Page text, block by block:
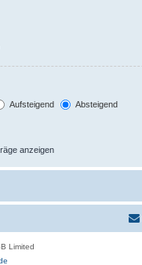
Aufsteigend Absteigend
anzeigen
Limited